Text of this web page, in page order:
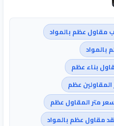
مقاول عظم بالمواد
بالمواد
بناء عظم
المقاولين عظم
متر المقاول عظم
مقاول عظم بالمواد